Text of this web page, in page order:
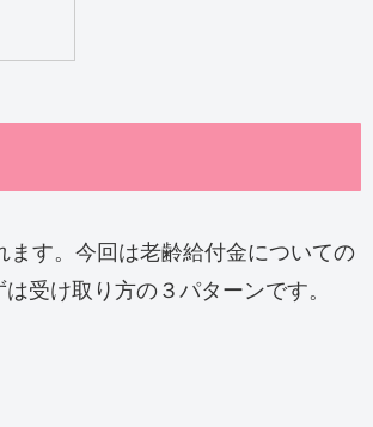
す。今回は老齢給付金についての
受け取り方の３パターンです。